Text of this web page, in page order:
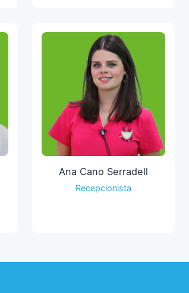
Ana Cano Serradell
Recepcionista